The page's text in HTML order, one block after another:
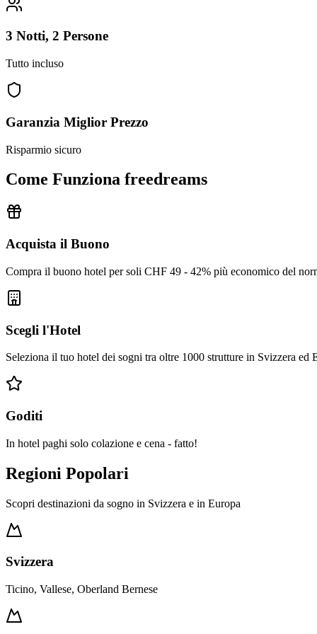
3 Notti, 2 Persone
Tutto incluso
Garanzia Miglior Prezzo
Risparmio sicuro
Come Funziona freedreams
Acquista il Buono
Compra il buono hotel per soli CHF 49 - 42% più economico del
Scegli l'Hotel
Seleziona il tuo hotel dei sogni tra oltre 1000 strutture in Svizzera ed
Goditi
In hotel paghi solo colazione e cena - fatto!
Regioni Popolari
Scopri destinazioni da sogno in Svizzera e in Europa
Svizzera
Ticino, Vallese, Oberland Bernese